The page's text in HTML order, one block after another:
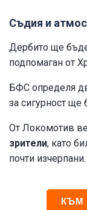
Съдия и
Дербито ще
подпомаган от
БФС определя
за сигурност ще
От Локомотив
зрители, като
почти изчерпани.
КЪМ